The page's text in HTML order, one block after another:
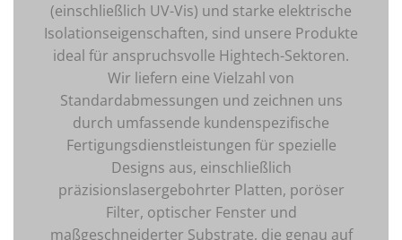
(einschließlich UV-Vis) und starke elektrische
Isolationseigenschaften, sind unsere Produkte
ideal für anspruchsvolle Hightech-Sektoren.
Wir liefern eine Vielzahl von
Standardabmessungen und zeichnen uns
durch umfassende kundenspezifische
Fertigungsdienstleistungen für spezielle
Designs aus, einschließlich
präzisionslasergebohrter Platten, poröser
Filter, optischer Fenster und
maßgeschneiderter Substrate, die genau auf